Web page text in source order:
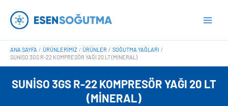
atla
ANA SAYFA ÜRÜNLERIMIZ ÜRÜNLER
SOĞUTMA YAĞLARI
SUNISO 3GS R-22 KOMPRESÖR YAĞI 20 LT (MINERAL)
SUNISO 3GS R-22 KOMPRESÖR YAĞI 20 LT
(MINERAL)